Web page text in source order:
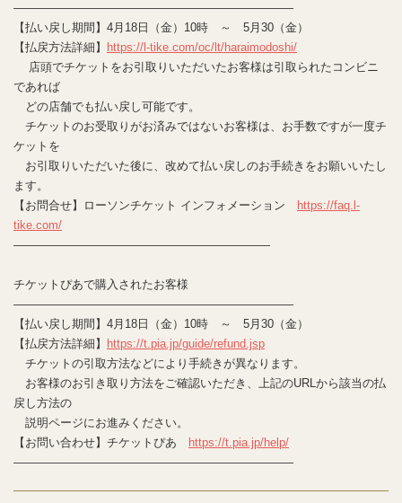
————————————————————————
【払い戻し期間】4月18日（金）10時 ～ 5月30（金）
【払戻方法詳細】
https://l-tike.com/oc/lt/haraimodoshi/
店頭でチケットをお引取りいただいたお客様は引取られたコンビニ
であれば
どの店舗でも払い戻し可能です。
チケットのお受取りがお済みではないお客様は、お手数ですが一度チ
ケットを
お引取りいただいた後に、改めて払い戻しのお手続きをお願いいたし
ます。
【お問合せ】ローソンチケット インフォメーション
https://faq.l-
tike.com/
——————————————————————
チケットぴあで購入されたお客様
————————————————————————
【払い戻し期間】4月18日（金）10時 ～ 5月30（金）
【払戻方法詳細】
https://t.pia.jp/guide/refund.jsp
チケットの引取方法などにより手続きが異なります。
お客様のお引き取り方法をご確認いただき、上記のURLから該当の払
戻し方法の
説明ページにお進みください。
【お問い合わせ】チケットぴあ
https://t.pia.jp/help/
————————————————————————